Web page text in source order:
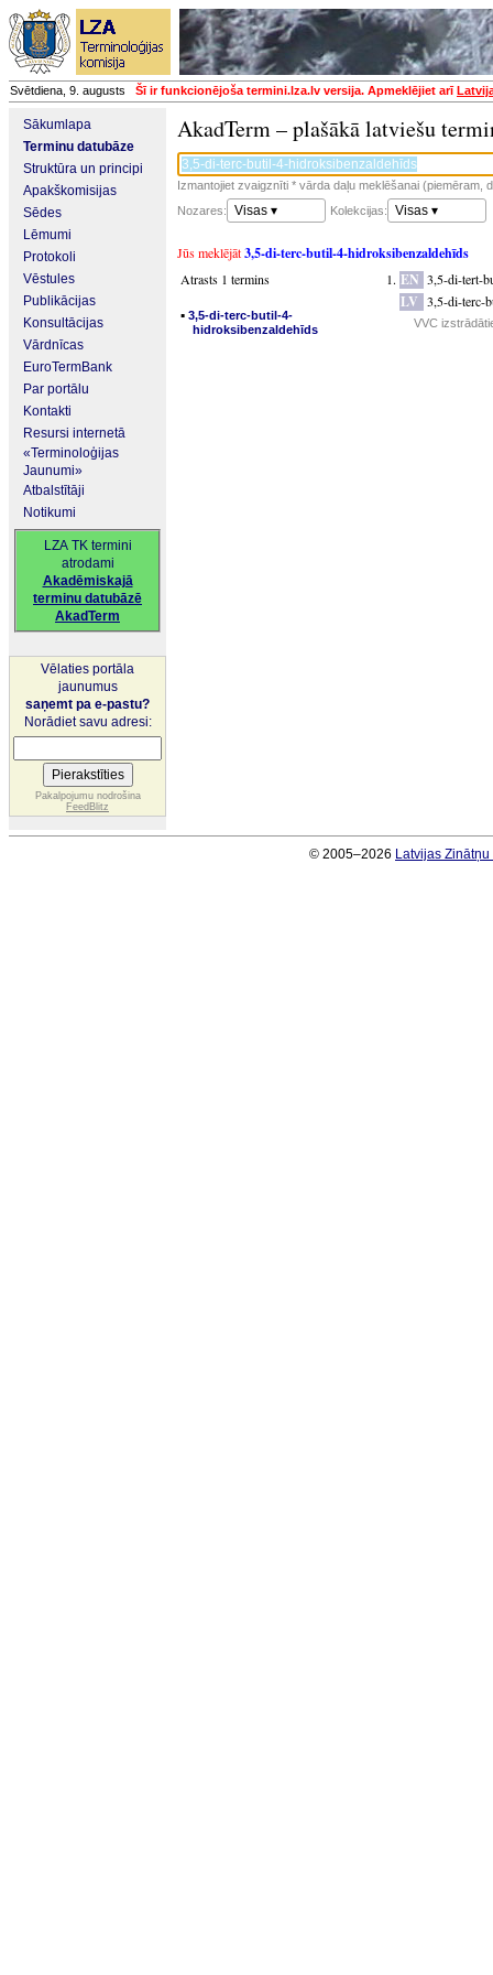
Svētdiena, 9. augusts Šī ir funkcionējoša termini.lza.lv versija. Apmeklējiet arī
Sākumlapa
Terminu datubāze
Struktūra un principi
Apakškomisijas
Sēdes
Lēmumi
Protokoli
Vēstules
Publikācijas
Konsultācijas
Vārdnīcas
EuroTermBank
Par portālu
Kontakti
Resursi internetā
«Terminoloģijas
Jaunumi»
Atbalstītāji
Notikumi
LZA TK termini
atrodami
Akadēmiskajā
terminu datubāzē
AkadTerm
Vēlaties portāla
jaunumus
saņemt pa e-pastu?
Norādiet savu adresi:
Pakalpojumu nodrošina
FeedBlitz
AkadTerm – plašākā latviešu
Izmantojiet zvaigznīti * vārda daļu meklēšanai (piemēram,
Nozares:
Visas ▾ Kolekcijas: Visas ▾
Jūs meklējāt3,5-di-terc-butil-4-hidroksibenzaldehīds
Atrasts 1 termins
▪ 3,5-di-terc-butil-4-
hidroksibenzaldehīds
EN 3,5-di-tert-
LV 3,5-di-terc-
VVC
© 2005–2026 Latvijas